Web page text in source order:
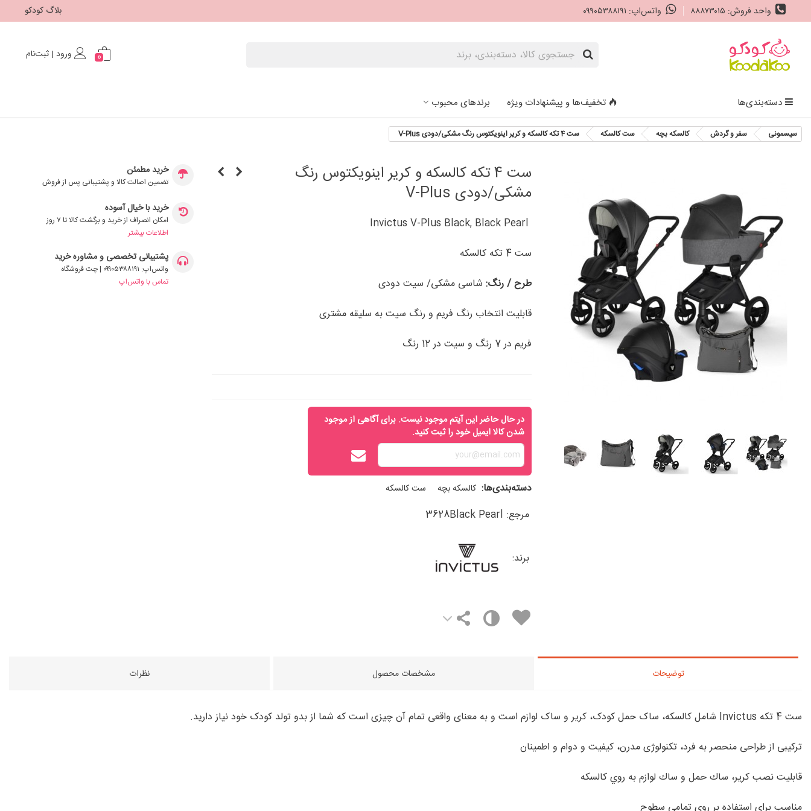
واحد فروش: ۸۸۸۷۳۰۱۵ واتس‌اپ: ۰۹۹۰۵۳۸۸۱۹۱ بلاگ کودکو
0 ورود | ثبت‌نام
دسته‌بندی‌ها تخفیف‌ها و پیشنهادات ویژه برندهای محبوب
سیسمونی سفر و گردش کالسکه بچه ست کالسکه ست 4 تکه کالسکه و کریر اینویکتوس رنگ مشکی/دودی V-Plus
ست 4 تکه کالسکه و کریر اینویکتوس رنگ
مشکی/دودی V-Plus
ست 4 تکه کالسکه
طرح / رنگ: شاسی مشکی/ سیت دودی
قابلیت انتخاب رنگ فریم و رنگ سيت به سليقه مشتری
فریم در 7 رنگ و سیت در 12 رنگ
در حال حاضر این آیتم موجود نیست. برای آگاهی از موجود
شدن کالا ایمیل خود را ثبت کنید.
دسته‌بندی‌ها: کالسکه بچه ست کالسکه
مرجع: 3628Black Pearl
برند:
خرید مطمئن
تضمین اصالت کالا و پشتیبانی پس از فروش
خرید با خیال آسوده
امکان انصراف از خرید و برگشت کالا تا ۷ روز
اطلاعات بیشتر
پشتیبانی تخصصی و مشاوره خرید
واتس‌اپ: ۰۹۹۰۵۳۸۸۱۹۱ | چت فروشگاه
تماس با واتس‌اپ
توضیحات مشخصات محصول نظرات
ست 4 تکه Invictus شامل کالسکه، ساک حمل کودک، کریر و ساک لوازم است و به معنای واقعی تمام آن چیزی است که شما از بدو تولد کودک خود نیاز دارید.
ترکیبی از طراحی منحصر به فرد، تکنولوژی مدرن، کیفیت و دوام و اطمینان
قابليت نصب كرير، ساك حمل و ساك لوازم به روي كالسكه